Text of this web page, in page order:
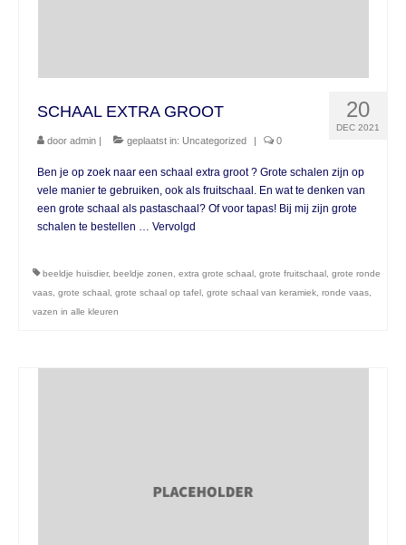
20
DEC 2021
SCHAAL EXTRA GROOT
door admin | geplaatst in: Uncategorized | 0
Ben je op zoek naar een schaal extra groot ? Grote schalen zijn op
vele manier te gebruiken, ook als fruitschaal. En wat te denken van
een grote schaal als pastaschaal? Of voor tapas! Bij mij zijn grote
schalen te bestellen … Vervolgd
beeldje huisdier, beeldje zonen extra grote schaal grote fruitschaal grote ronde
vaas grote schaal grote schaal op tafel grote schaal van keramiek ronde vaas
vazen in alle kleuren